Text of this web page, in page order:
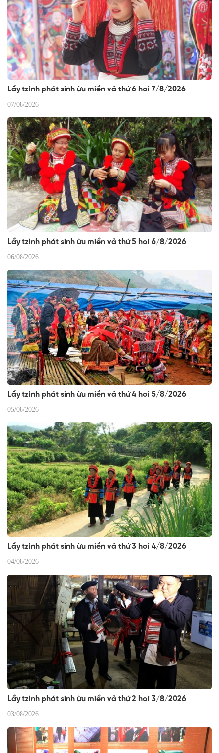
Lầy tzình phát sinh ừu miền vả thứ 6 hoi 7/8/2026
07/08/2026
Lầy tzình phát sinh ừu miền vả thứ 5 hoi 6/8/2026
06/08/2026
Lầy tzình phát sinh ừu miền vả thứ 4 hoi 5/8/2026
05/08/2026
Lầy tzình phát sinh ừu miền vả thứ 3 hoi 4/8/2026
04/08/2026
Lầy tzình phát sinh ừu miền vả thứ 2 hoi 3/8/2026
03/08/2026